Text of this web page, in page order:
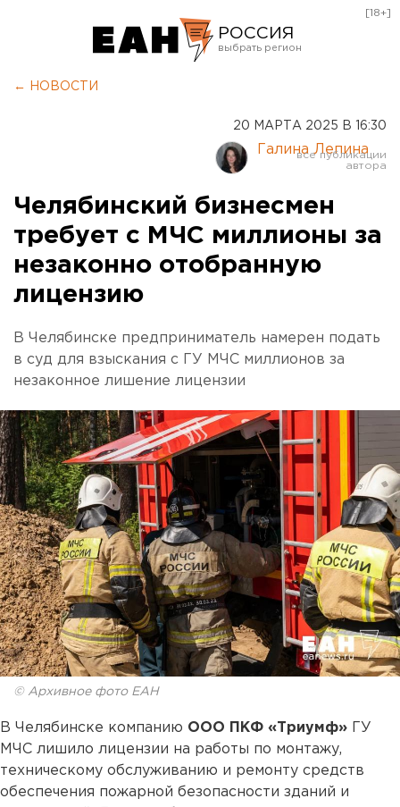
РОССИЯ
Курган
Оренбург
[18+]
← НОВОСТИ
20 МАРТА 2025 В 16:30
Галина Лепина
Челябинский бизнесмен
требует с МЧС миллионы за
незаконно отобранную
лицензию
В Челябинске предприниматель намерен подать
в суд для взыскания с ГУ МЧС миллионов за
незаконное лишение лицензии
© Архивное фото ЕАН
В Челябинске компанию ООО ПКФ «Триумф» ГУ
МЧС лишило лицензии на работы по монтажу,
техническому обслуживанию и ремонту средств
обеспечения пожарной безопасности зданий и